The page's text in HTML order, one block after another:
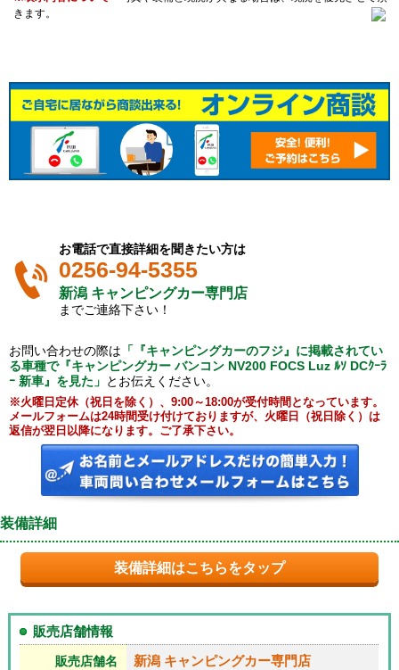
きます。
お電話で直接詳細を聞きたい方は
0256-94-5355
新潟 キャンピングカー専門店
までご連絡下さい！
お問い合わせの際は 「『キャンピングカーのフジ』に掲載されてい
る車種で『キャンピングカー バンコン NV200 FOCS Luz ﾙｿ DCｸｰﾗ
ｰ 新車』を見た」 とお伝えください。
※火曜日定休（祝日を除く）、9:00～18:00が受付時間となっています。
メールフォームは24時間受け付けておりますが、火曜日（祝日除く）は
返信が翌日以降になります。ご了承下さい。
装備詳細
装備詳細はこちらをタップ
販売店舗情報
販売店舗名 新潟 キャンピングカー専門店